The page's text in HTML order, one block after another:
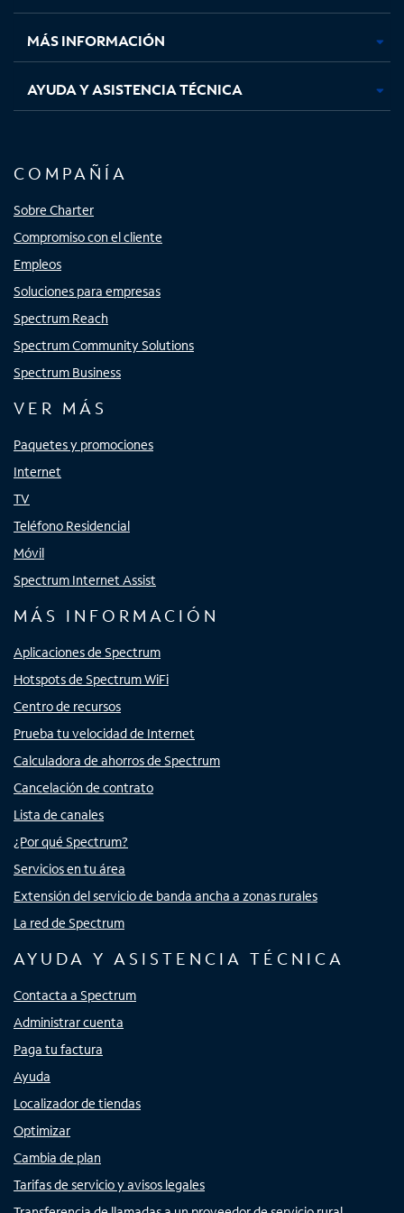
nuevanuevanuevanueva
MÁS INFORMACIÓN
AYUDA Y ASISTENCIA TÉCNICA
COMPAÑÍA
Sobre Charter
Compromiso con el cliente
Empleos
Soluciones para empresas
Spectrum Reach
Spectrum Community Solutions
Spectrum Business
VER MÁS
Paquetes y promociones
Internet
TV
Teléfono Residencial
Móvil
Spectrum Internet Assist
MÁS INFORMACIÓN
Aplicaciones de Spectrum
Hotspots de Spectrum WiFi
Centro de recursos
Prueba tu velocidad de Internet
Calculadora de ahorros de Spectrum
Cancelación de contrato
Lista de canales
¿Por qué Spectrum?
Servicios en tu área
Extensión del servicio de banda ancha a zonas rurales
La red de Spectrum
AYUDA Y ASISTENCIA TÉCNICA
Contacta a Spectrum
Administrar cuenta
Paga tu factura
Ayuda
Localizador de tiendas
Optimizar
Cambia de plan
Tarifas de servicio y avisos legales